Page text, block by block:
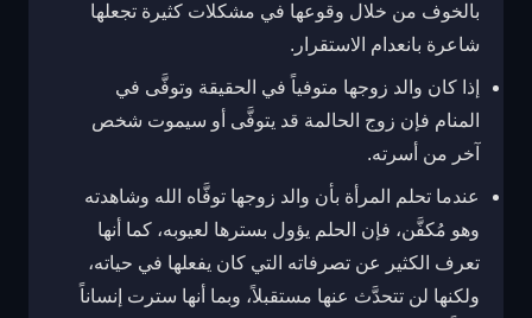
بالخوف من خلال وقوعها في مشكلات كثيرة تجعلها
شاعرة بانعدام الاستقرار.
إذا كان والد زوجها متوفياً في الحقيقة وتوفَّى في
المنام فإن زوج الحالمة قد يتوفَّى أو سيموت شخص
آخر من أسرته.
عندما تحلم المرأة بأن والد زوجها توفَّاه الله وشاهدته
وهو مُكفَّن، فإن الحلم يؤول بسترها لعيوبه، كما أنها
تعرف الكثير عن تصرفاته التي كان يفعلها في حياته،
ولكنها لن تتحدَّث عنها مستقبلاً، وبما أنها سترت إنساناً